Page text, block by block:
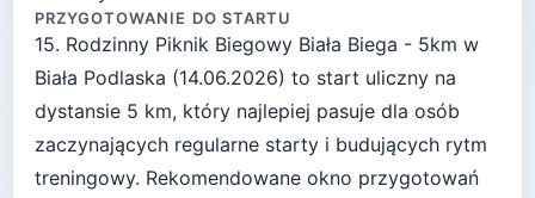
PRZYGOTOWANIE DO STARTU
15. Rodzinny Piknik Biegowy Biała Biega - 5km w
Biała Podlaska (14.06.2026) to start uliczny na
dystansie 5 km, który najlepiej pasuje dla osób
zaczynających regularne starty i budujących rytm
treningowy. Rekomendowane okno przygotowań